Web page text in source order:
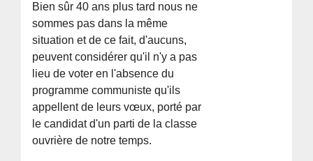
Bien sûr 40 ans plus tard nous ne
sommes pas dans la même
situation et de ce fait, d'aucuns,
peuvent considérer qu'il n'y a pas
lieu de voter en l'absence du
programme communiste qu'ils
appellent de leurs vœux, porté par
le candidat d'un parti de la classe
ouvrière de notre temps.